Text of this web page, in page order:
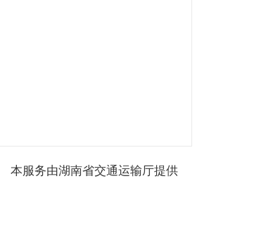
本服务由湖南省交通运输厅提供